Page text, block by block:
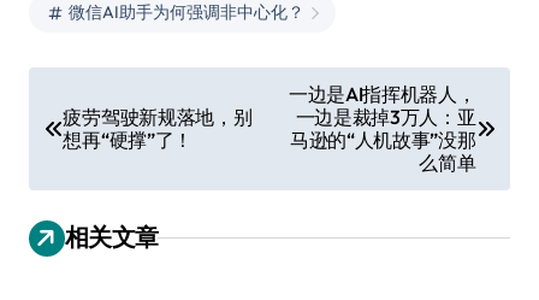
微信AI助手为何强调非中心化？
章 疲劳驾驶新规落地，别
想再“硬撑”了！
一边是AI指挥机器人，
一边是裁掉3万人：亚
马逊的“人机故事”没那
么简单
相关文章